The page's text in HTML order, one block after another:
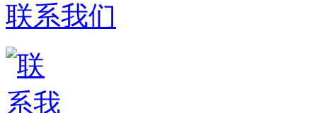
联系我们